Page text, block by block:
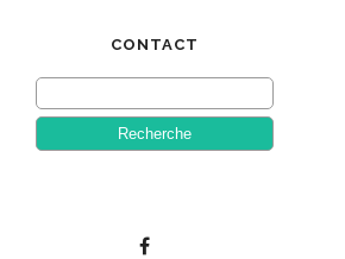
CONTACT